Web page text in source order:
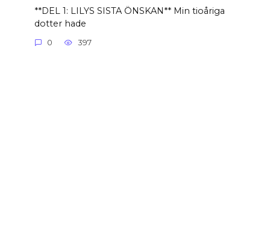
**DEL 1: LILYS SISTA ÖNSKAN** Min tioåriga
dotter hade
0 397